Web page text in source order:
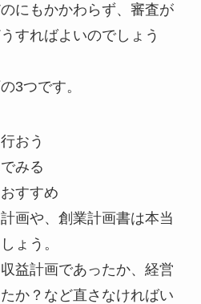
にもかかわらず、審査が
すればよいのでしょう
3つです。
おう
みる
すすめ
画や、創業計画書は本当
ょう。
益計画であったか、経営
か？など直さなければい